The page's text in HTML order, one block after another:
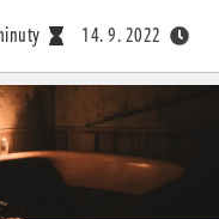
14. 9. 2022